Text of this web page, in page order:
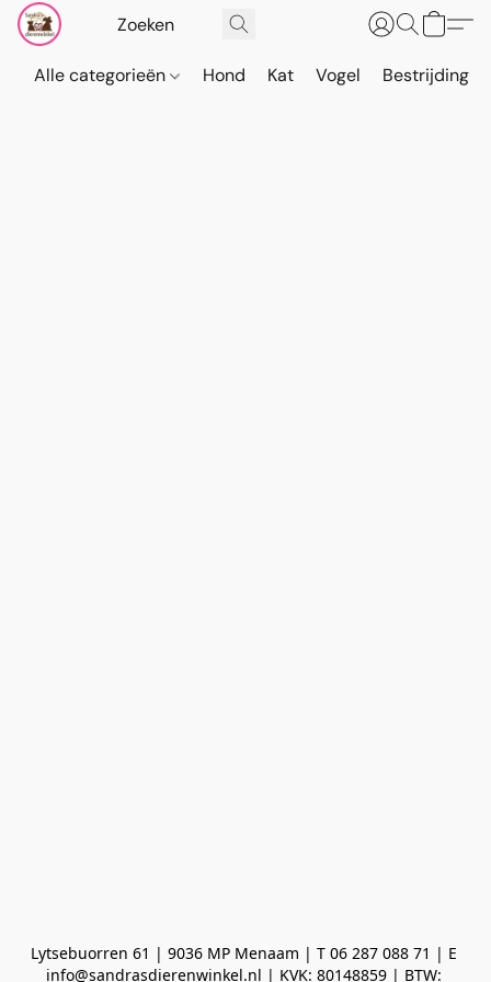
Alle categorieën Hond Kat Vogel Bestrijding
Lytsebuorren 61 | 9036 MP Menaam | T 06 287 088 71 | E
info@sandrasdierenwinkel.nl | KVK: 80148859 | BTW: